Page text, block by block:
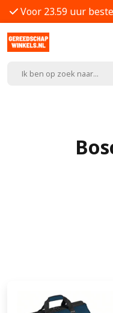
Voor 23.59 uur